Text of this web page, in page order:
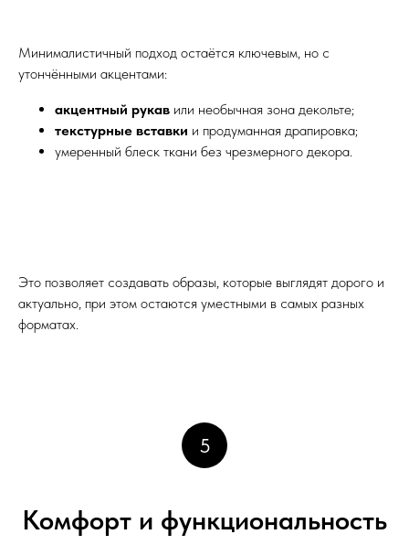
Минималистичный подход остаётся ключевым, но с
утончёнными акцентами:
акцентный рукав или необычная зона декольте;
текстурные вставки и продуманная драпировка;
умеренный блеск ткани без чрезмерного декора.
Это позволяет создавать образы, которые выглядят дорого и
актуально, при этом остаются уместными в самых разных
форматах.
5
Комфорт и функциональность